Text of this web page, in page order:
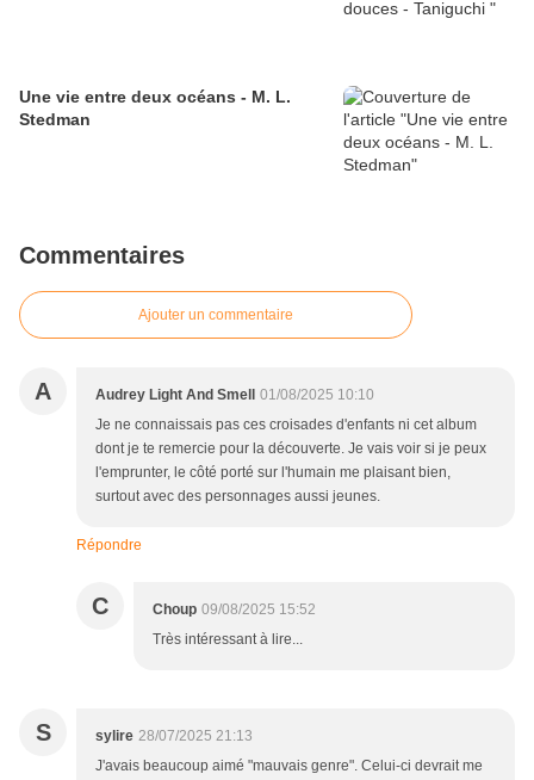
Une vie entre deux océans - M. L.
Stedman
Commentaires
Ajouter un commentaire
A Audrey Light And Smell
01/08/2025 10:10
Je ne connaissais pas ces croisades d'enfants ni cet album
dont je te remercie pour la découverte. Je vais voir si je peux
l'emprunter, le côté porté sur l'humain me plaisant bien,
surtout avec des personnages aussi jeunes.
Répondre
C Choup 09/08/2025 15:52
Très intéressant à lire...
S sylire 28/07/2025 21:13
J'avais beaucoup aimé "mauvais genre". Celui-ci devrait me